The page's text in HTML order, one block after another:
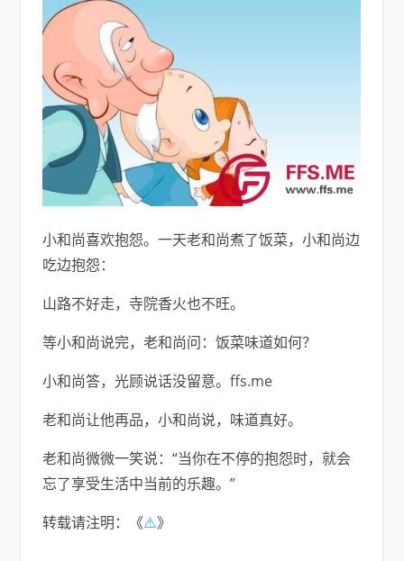
小和尚喜欢抱怨。一天老和尚煮了饭菜，小和尚边
吃边抱怨：
山路不好走，寺院香火也不旺。
等小和尚说完，老和尚问：饭菜味道如何？
小和尚答，光顾说话没留意。ffs.me
老和尚让他再品，小和尚说，味道真好。
老和尚微微一笑说：“当你在不停的抱怨时，就会
忘了享受生活中当前的乐趣。”
转载请注明：《⚠️》